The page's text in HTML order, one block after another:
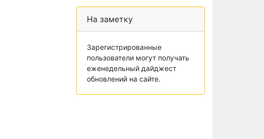
На заметку
Зарегистрированные
пользователи могут получать
еженедельный дайджест
обновлений на сайте.